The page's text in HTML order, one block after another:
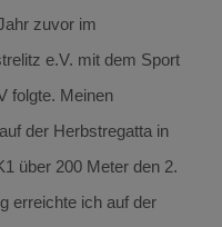
zuvor im
e.V. mit dem Sport
folgte. Meinen
der Herbstregatta in
über 200 Meter den 2.
erreichte ich auf der